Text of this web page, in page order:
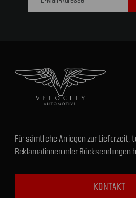
Für sämtliche Anliegen zur Lieferzeit,
Reklamationen oder Rücksendungen
KONTAKT